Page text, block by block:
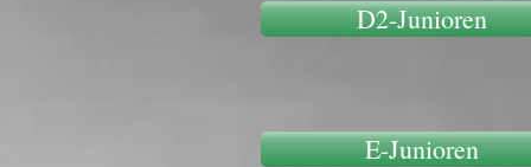
D2-Junioren
E-Junioren